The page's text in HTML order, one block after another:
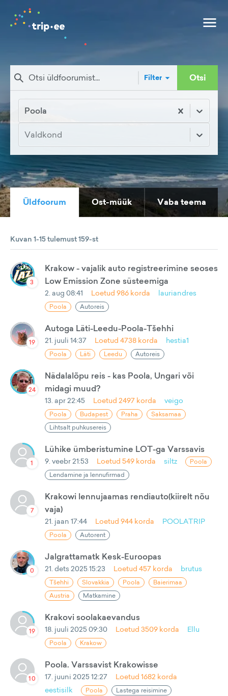
Filter Otsi
Poola
Valdkond
Üldfoorum Ost-müük Vaba teema
Kuvan 1-15 tulemust 159-st
3
Krakow - vajalik auto registreerimine seoses
Low Emission Zone süsteemiga
2. aug 08:41 Loetud 986 korda lauriandres
Poola Autoreis
19
Autoga Läti-Leedu-Poola-Tšehhi
21. juuli 14:37 Loetud 4738 korda hestia1
Poola Läti Leedu Autoreis
24
Nädalalõpu reis - kas Poola, Ungari või
midagi muud?
13. apr 22:45 Loetud 2497 korda veigo
Poola Budapest Praha
Saksamaa
Lihtsalt puhkusereis
1
Lühike ümberistumine LOT-ga Varssavis
9. veebr 21:53 Loetud 549 korda siltz
Poola
Lendamine ja lennufirmad
7
Krakowi lennujaamas rendiauto(kiirelt nõu
vaja)
21. jaan 17:44 Loetud 944 korda POOLATRIP
Poola Autorent
0
Jalgrattamatk Kesk-Euroopas
21. dets 2025 15:23 Loetud 457 korda brutus
Tšehhi Slovakkia Poola
Baierimaa
Austria
Matkamine
19
Krakovi soolakaevandus
18. juuli 2025 09:30 Loetud 3509 korda Ellu
Poola Krakow
10
Poola. Varssavist Krakowisse
17. juuni 2025 12:27 Loetud 1682 korda
eestisilk
Poola Lastega reisimine